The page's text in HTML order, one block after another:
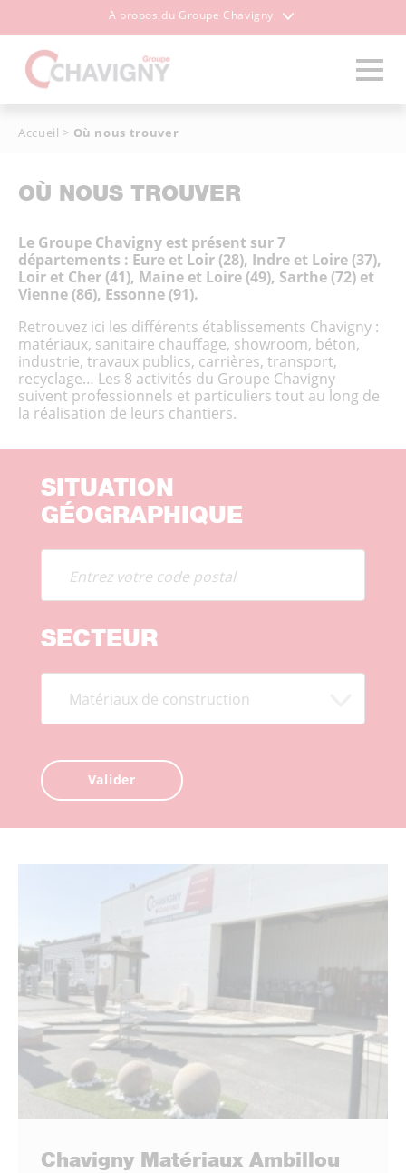
A propos du Groupe Chavigny
Accueil > Où nous trouver
OÙ NOUS TROUVER
Le Groupe Chavigny est présent sur 7
départements : Eure et Loir (28), Indre et Loire (37),
Loir et Cher (41), Maine et Loire (49), Sarthe (72) et
Vienne (86), Essonne (91).
Retrouvez ici les différents établissements Chavigny :
matériaux, sanitaire chauffage, showroom, béton,
industrie, travaux publics, carrières, transport,
recyclage… Les 8 activités du Groupe Chavigny
suivent professionnels et particuliers tout au long de
la réalisation de leurs chantiers.
SITUATION
GÉOGRAPHIQUE
SECTEUR
Chavigny Matériaux Ambillou